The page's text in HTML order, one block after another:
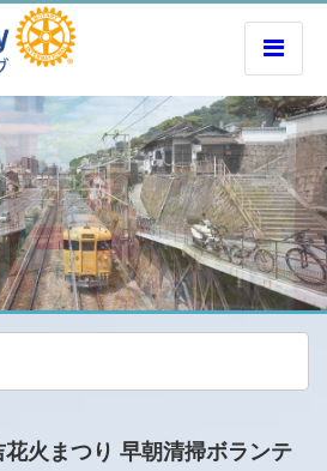
花火まつり 早朝清掃ボランテ